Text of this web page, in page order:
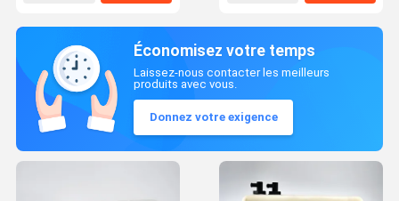
Économisez votre temps
Laissez-nous contacter les meilleurs
produits avec vous.
Donnez votre exigence